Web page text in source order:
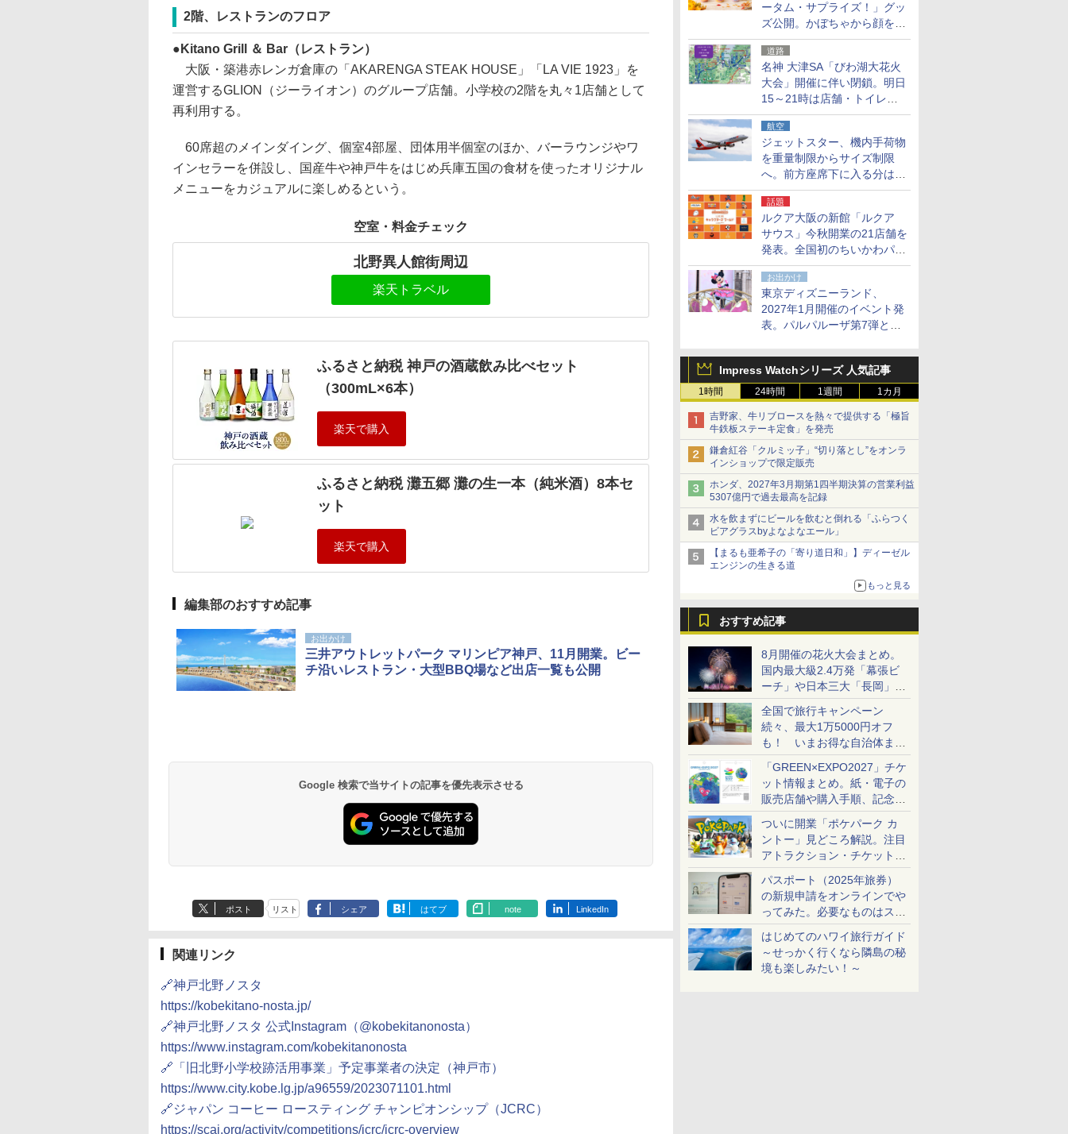
ータム・サプライズ！」グッ
ズ公開。かぼちゃから顔をの
ぞかせたぬいぐるみチャーム
ほか
道路
名神 大津SA「びわ湖大花火
大会」開催に伴い閉鎖。明日
15～21時は店舗・トイレ・
駐車場の利用不可
航空
ジェットスター、機内手荷物
を重量制限からサイズ制限
へ。前方座席下に入る分はす
べての運賃で無料に
話題
ルクア大阪の新館「ルクア
サウス」今秋開業の21店舗を
発表。全国初のちいかわパー
クストア/サンリオ新業態1号
店など
お出かけ
東京ディズニーランド、
2027年1月開催のイベント発
表。パルパルーザ第7弾とし
ド」を再演
Impress Watchシリーズ 人気記事
1時間 24時間 1週間 1カ月
吉野家、牛リブロースを熱々で提供する「極旨
牛鉄板ステーキ定食」を発売
鎌倉紅谷「クルミッ子」“切り落とし”をオンラ
インショップで限定販売
ホンダ、2027年3月期第1四半期決算の営業利益
5307億円で過去最高を記録
水を飲まずにビールを飲むと倒れる「ふらつく
ビアグラスbyよなよなエール」
【まるも亜希子の「寄り道日和」】ディーゼル
エンジンの生きる道
もっと見る
おすすめ記事
8月開催の花火大会まとめ。
国内最大級2.4万発「幕張ビ
ーチ」や日本三大「長岡」な
ど大型イベント目白押し！
全国で旅行キャンペーン
続々、最大1万5000円オフ
も！ いまお得な自治体まと
め
「GREEN×EXPO2027」チケ
ット情報まとめ。紙・電子の
販売店舗や購入手順、記念チ
ケットも解説
ついに開業「ポケパーク カ
ントー」見どころ解説。注目
アトラクション・チケット手
配・来場前に必要な準備は？
パスポート（2025年旅券）
の新規申請をオンラインでや
ってみた。必要なものはスマ
ホとマイナカードのみ
はじめてのハワイ旅行ガイド
～せっかく行くなら隣島の秘
境も楽しみたい！～
2階、レストランのフロア
Kitano Grill ＆ Bar（レストラン）
大阪・築港赤レンガ倉庫の「AKARENGA STEAK HOUSE」「LA VIE 1923」を
運営するGLION（ジーライオン）のグループ店舗。小学校の2階を丸々1店舗として
再利用する。
60席超のメインダイング、個室4部屋、団体用半個室のほか、バーラウンジやワ
インセラーを併設し、国産牛や神戸牛をはじめ兵庫五国の食材を使ったオリジナル
メニューをカジュアルに楽しめるという。
空室・料金チェック
北野異人館街周辺
楽天トラベル
ふるさと納税 神戸の酒蔵飲み比べセット
（300mL×6本）
ふるさと納税 灘五郷 灘の生一本（純米酒）8本セ
ット
編集部のおすすめ記事
お出かけ
三井アウトレットパーク マリンピア神戸、11月開業。ビー
チ沿いレストラン・大型BBQ場など出店一覧も公開
Google 検索で当サイトの記事を優先表示させる
ポスト リスト シェア はてブ note LinkedIn
関連リンク
🔗神戸北野ノスタ
https://kobekitano-nosta.jp/
🔗神戸北野ノスタ 公式Instagram（@kobekitanonosta）
https://www.instagram.com/kobekitanonosta
🔗「旧北野小学校跡活用事業」予定事業者の決定（神戸市）
https://www.city.kobe.lg.jp/a96559/2023071101.html
🔗ジャパン コーヒー ロースティング チャンピオンシップ（JCRC）
https://scaj.org/activity/competitions/jcrc/jcrc-overview